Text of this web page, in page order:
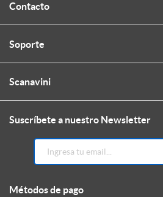
Contacto
Soporte
Scanavini
Suscríbete a nuestro Newsletter
Métodos de pago